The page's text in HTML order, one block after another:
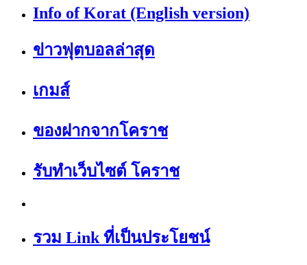
Info of Korat (English version)
ข่าวฟุตบอลล่าสุด
เกมส์
ของฝากจากโคราช
รับทำเว็บไซต์ โคราช
รวม Link ที่เป็นประโยชน์